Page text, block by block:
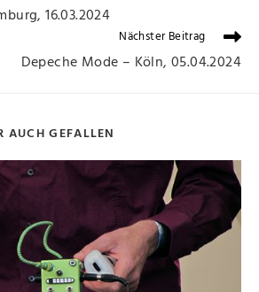
16.03.2024
Nächster Beitrag
Depeche Mode – Köln, 05.04.2024
AUCH GEFALLEN